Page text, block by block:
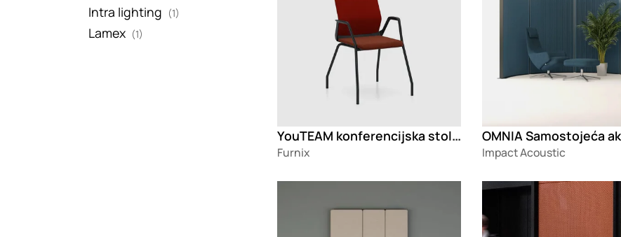
Intra lighting (1)
Lamex (1)
YouTEAM konferencijska stolica
Furnix Impact Acoustic
Loading